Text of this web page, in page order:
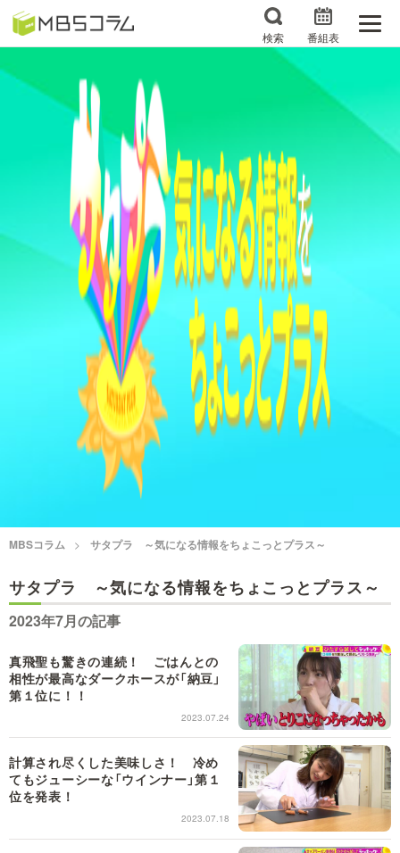
検索 番組表
日曜日の初耳学 復習編
3分で読める！『ザ・リー
ダー』たちの泣き笑い
もう一度楽しむプレバト
サタプラ ～気になる情
報をちょこっとプラス～
所さんお届けモノです！
の気になるトコロ
推しといつまでも 月曜の蛙、大海を知る。
マニアックでメカニカル
そしてＭＢＳ的なＭなス
何が起こるかホンマにわ
からん！？「ごぶごぶ」の
トリセツ
情熱大陸を読む
レストランだけじゃない
「水野真紀の魔法のレスト
ラン」
痛快！明石家電視台に、
エエ話はいらんねん！
MBSラグビーダイアリー
5分で読める！教えてもら
MBSコラム サタプラ ～気になる情報をちょこっとプラス～
サタプラ ～気になる情報をちょこっとプラス～
2023年7月の記事
真飛聖も驚きの連続！ ごはんとの
相性が最高なダークホースが「納豆」
第１位に！！
2023.07.24
計算され尽くした美味しさ！ 冷め
てもジューシーな「ウインナー」第１
位を発表！
2023.07.18